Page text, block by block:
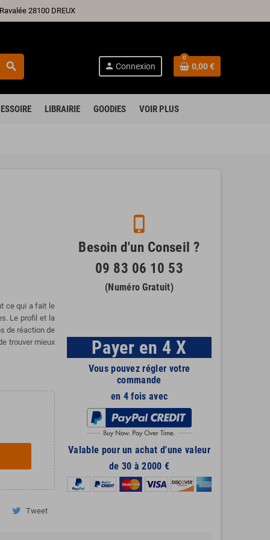
28100 DREUX
search person Connexion
0
0,00 €
LIBRAIRIE GOODIES VOIR PLUS
ce qui a fait le
Le profil et la
de réaction de
trouver mieux
Tweet
phone_iphone
Besoin d'un Conseil ?
09 83 06 10 53
(Numéro Gratuit)
Payer en 4 X
Vous pouvez régler votre
commande
en 4 fois avec
Valable pour un achat d'une valeur
de 30 à 2000 €